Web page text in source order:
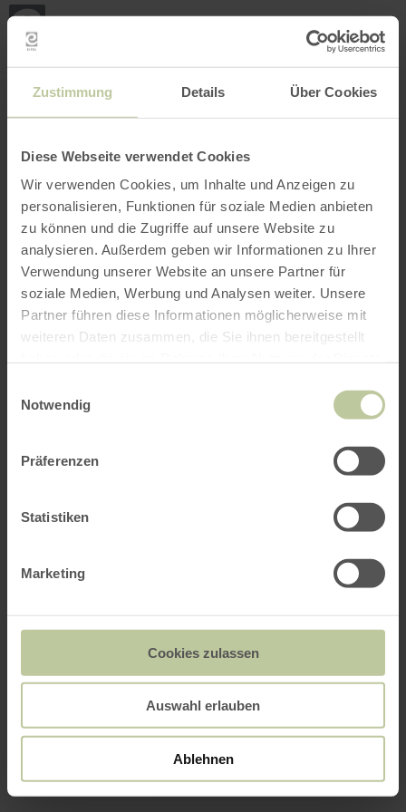
Zustimmung Details Über Cookies
Diese Webseite verwendet Cookies
Wir verwenden Cookies, um Inhalte und Anzeigen zu
personalisieren, Funktionen für soziale Medien anbieten
zu können und die Zugriffe auf unsere Website zu
analysieren. Außerdem geben wir Informationen zu Ihrer
Verwendung unserer Website an unsere Partner für
soziale Medien, Werbung und Analysen weiter. Unsere
Partner führen diese Informationen möglicherweise mit
weiteren Daten zusammen, die Sie ihnen bereitgestellt
Notwendig
Präferenzen
Statistiken
Marketing
Cookies zulassen
Auswahl erlauben
Ablehnen
INTERACTIVE MAP
my
Open filter